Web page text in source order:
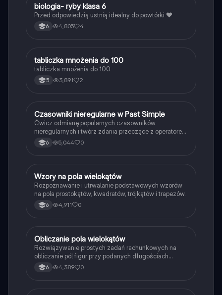
BBiologia
biologia- ryby klasa 6
Przed odpowiedzią ustnią idealny do powtórki ❤️
6 4,805 4
TMatematyka
tabliczka mnożenia do 100
tabliczka mnożenia do 100
5 3,891 2
CJęzyk angielski
Czasowniki nieregularne w Past Simple
Ćwicz odmianę popularnych czasowników
nieregularnych i twórz zdania przeczące z operatorem
didn't w czasie Past Simple.
6 5,044 0
WMatematyka
Wzory na pola wielokątów
Rozpoznawanie i utrwalanie podstawowych wzorów
na pola prostokątów, kwadratów, trójkątów i trapezów.
6 4,911 0
OMatematyka
Obliczanie pola wielokątów
Rozwiązywanie prostych zadań rachunkowych na
obliczanie pól figur przy podanych długościach
boków i wysokości.
6 4,389 0